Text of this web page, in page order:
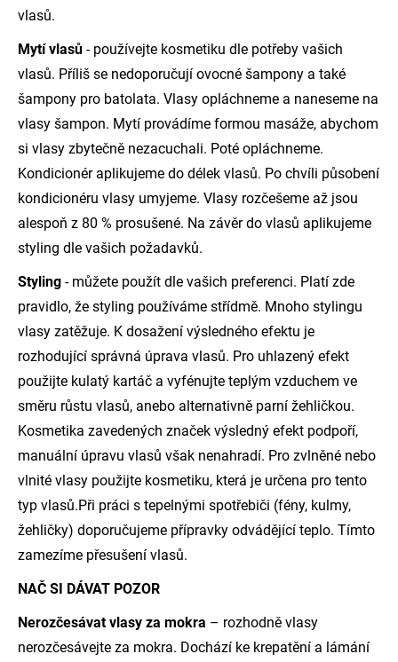
vlasů.
Mytí vlasů - používejte kosmetiku dle potřeby vašich
vlasů. Příliš se nedoporučují ovocné šampony a také
šampony pro batolata. Vlasy opláchneme a naneseme na
vlasy šampon. Mytí provádíme formou masáže, abychom
si vlasy zbytečně nezacuchali. Poté opláchneme.
Kondicionér aplikujeme do délek vlasů. Po chvíli působení
kondicionéru vlasy umyjeme. Vlasy rozčešeme až jsou
alespoň z 80 % prosušené. Na závěr do vlasů aplikujeme
styling dle vašich požadavků.
Styling - můžete použít dle vašich preferenci. Platí zde
pravidlo, že styling používáme střídmě. Mnoho stylingu
vlasy zatěžuje. K dosažení výsledného efektu je
rozhodující správná úprava vlasů. Pro uhlazený efekt
použijte kulatý kartáč a vyfénujte teplým vzduchem ve
směru růstu vlasů, anebo alternativně parní žehličkou.
Kosmetika zavedených značek výsledný efekt podpoří,
manuální úpravu vlasů však nenahradí. Pro zvlněné nebo
vlnité vlasy použijte kosmetiku, která je určena pro tento
typ vlasů.Při práci s tepelnými spotřebiči (fény, kulmy,
žehličky) doporučujeme přípravky odvádějící teplo. Tímto
zamezíme přesušení vlasů.
NAČ SI DÁVAT POZOR
Nerozčesávat vlasy za mokra – rozhodně vlasy
nerozčesávejte za mokra. Dochází ke krepatění a lámání